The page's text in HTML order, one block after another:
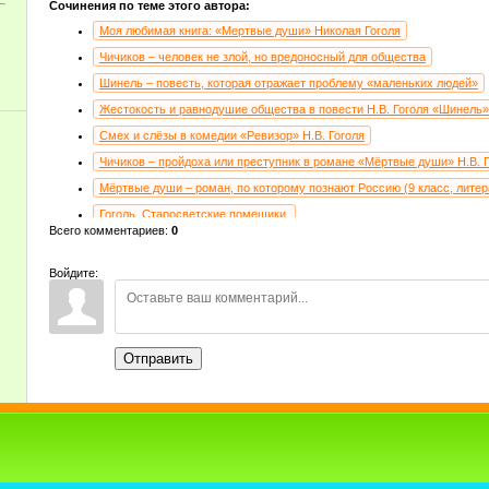
Сочинения по теме этого автора:
Моя любимая книга: «Мертвые души» Николая Гоголя
Чичиков – человек не злой, но вредоносный для общества
Шинель – повесть, которая отражает проблему «маленьких людей»
Жестокость и равнодушие общества в повести Н.В. Гоголя «Шинель»
Смех и слёзы в комедии «Ревизор» Н.В. Гоголя
Чичиков – пройдоха или преступник в романе «Мёртвые души» Н.В.
Мёртвые души – роман, по которому познают Россию (9 класс,
Гоголь. Старосветские помещики.
Помещики в произведении Н.В. Гоголя «Мертвые души»
Чиновничий мир в комедии Н.В. Гоголя «Ревизор»
Над чем смеётся и о чём грустит Гоголь в поэме «Мёртвые души»
Значение немой сцены в комедии Гоголя «Ревизор»
Всего комментариев: 0
Войдите:
Отправить